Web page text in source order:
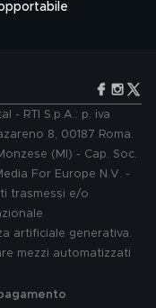
- RTI S.p.A.: p. iva
8, 00187 Roma.
(MI) - Cap. Soc.
For Europe N.V. -
trasmessi e/o
artificiale generativa.
mezzi automatizzati